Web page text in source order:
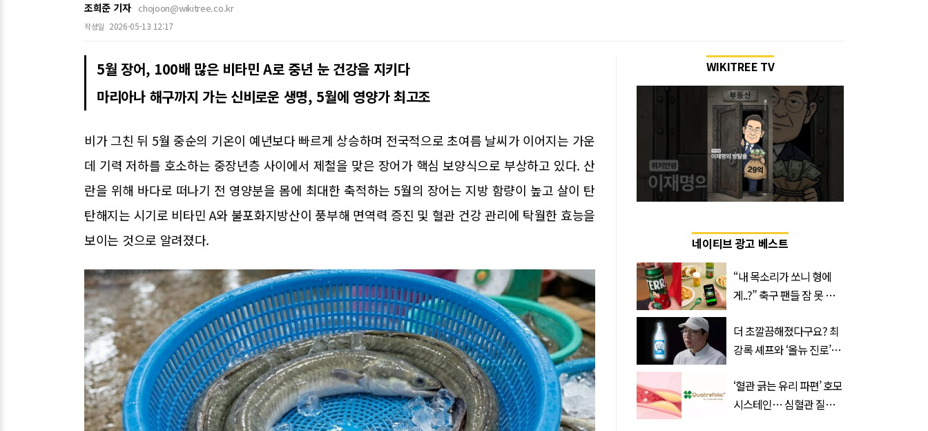
조희준 기자 chojoon@wikitree.co.kr
작성일 2026-05-13 12:17
5월 장어, 100배 많은 비타민 A로 중년 눈 건강을 지키다
마리아나 해구까지 가는 신비로운 생명, 5월에 영양가 최고조
비가 그친 뒤 5월 중순의 기온이 예년보다 빠르게 상승하며 전국적으로 초여름 날씨가 이어지는 가운
데 기력 저하를 호소하는 중장년층 사이에서 제철을 맞은 장어가 핵심 보양식으로 부상하고 있다. 산
란을 위해 바다로 떠나기 전 영양분을 몸에 최대한 축적하는 5월의 장어는 지방 함량이 높고 살이 탄
탄해지는 시기로 비타민 A와 불포화지방산이 풍부해 면역력 증진 및 혈관 건강 관리에 탁월한 효능을
보이는 것으로 알려졌다.
WIKITREE TV
네이티브 광고 베스트
“내 목소리가 쏘니 형에
게..?” 축구 팬들 잠 못 들
트
더 초깔끔해졌다구요? 최
강록 셰프와 ‘올뉴 진로’의
‘혈관 긁는 유리 파편’ 호모
시스테인… 심혈관 질환